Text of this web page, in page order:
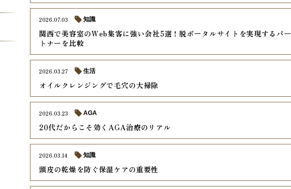
関西で美容室のWeb集客に強い会社5選！脱ポータルサイトを実現するパー
トナーを比較
2026.07.03 知識
オイルクレンジングで毛穴の大掃除
2026.03.27 生活
20代だからこそ効くAGA治療のリアル
2026.03.23 AGA
頭皮の乾燥を防ぐ保湿ケアの重要性
2026.03.14 知識